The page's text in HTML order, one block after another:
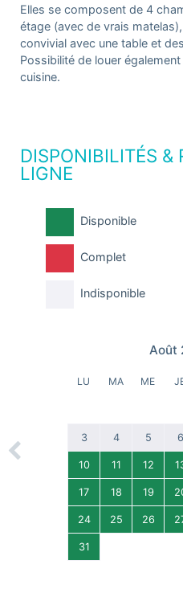
Elles se composent de 4
étage (avec de vrais
convivial avec une table et
Possibilité de louer
cuisine.
DISPONIBILITÉS &
LIGNE
Disponible
Complet
Indisponible
Previous
Août
LU MA ME
3 4 5 6
10 11 12
17 18 19
24 25 26
31